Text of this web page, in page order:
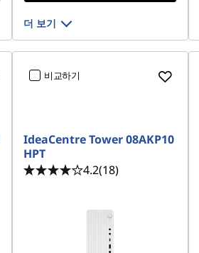
더 보기
비교하기
IdeaCentre Tower 08AKP10
HPT
4.2(18)